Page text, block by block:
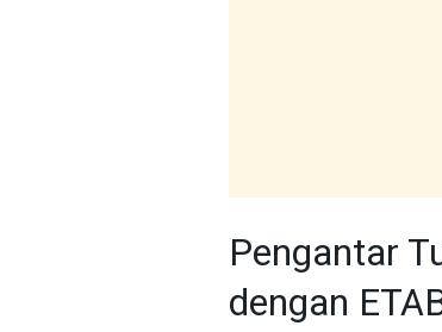
Pengantar
dengan